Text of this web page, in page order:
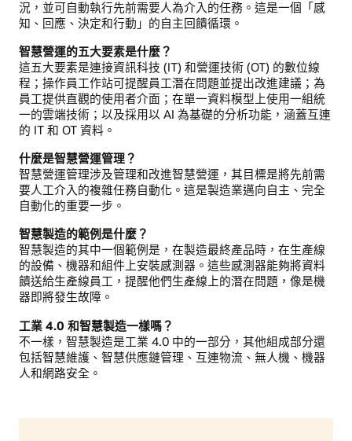
況，並可自動執行先前需要人為介入的任務。這是一個「感
知、回應、決定和行動」的自主回饋循環。
智慧營運的五大要素是什麼？
這五大要素是連接資訊科技 (IT) 和營運技術 (OT) 的數位線
程；操作員工作站可提醒員工潛在問題並提出改進建議；為
員工提供直觀的使用者介面；在單一資料模型上使用一組統
一的雲端技術；以及採用以 AI 為基礎的分析功能，涵蓋互連
的 IT 和 OT 資料。
什麼是智慧營運管理？
智慧營運管理涉及管理和改進智慧營運，其目標是將先前需
要人工介入的複雜任務自動化。這是製造業邁向自主、完全
自動化的重要一步。
智慧製造的範例是什麼？
智慧製造的其中一個範例是，在製造最終產品時，在生產線
的設備、機器和組件上安裝感測器。這些感測器能夠將資料
饋送給生產線員工，提醒他們生產線上的潛在問題，像是機
器即將發生故障。
工業 4.0 和智慧製造一樣嗎？
不一樣，智慧製造是工業 4.0 中的一部分，其他組成部分還
包括智慧維護、智慧供應鏈管理、互連物流、無人機、機器
人和網路安全。